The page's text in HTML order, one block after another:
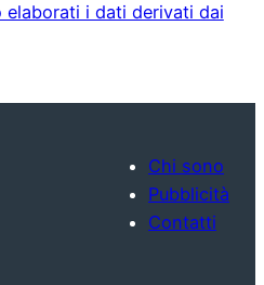
elaborati i dati derivati dai
Chi sono
Pubblicità
Contatti